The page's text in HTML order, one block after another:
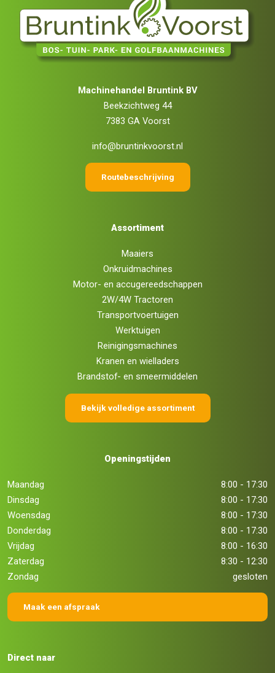
Machinehandel Bruntink BV
Beekzichtweg 44
7383 GA Voorst
info@bruntinkvoorst.nl
Routebeschrijving
Assortiment
Maaiers
Onkruidmachines
Motor- en accugereedschappen
2W/4W Tractoren
Transportvoertuigen
Werktuigen
Reinigingsmachines
Kranen en wielladers
Brandstof- en smeermiddelen
Bekijk volledige assortiment
Openingstijden
Maandag
8:00 - 17:30
Dinsdag
8:00 - 17:30
Woensdag
8:00 - 17:30
Donderdag
8:00 - 17:30
Vrijdag
8:00 - 16:30
Zaterdag
8:30 - 12:30
Zondag
gesloten
Maak een afspraak
Direct naar